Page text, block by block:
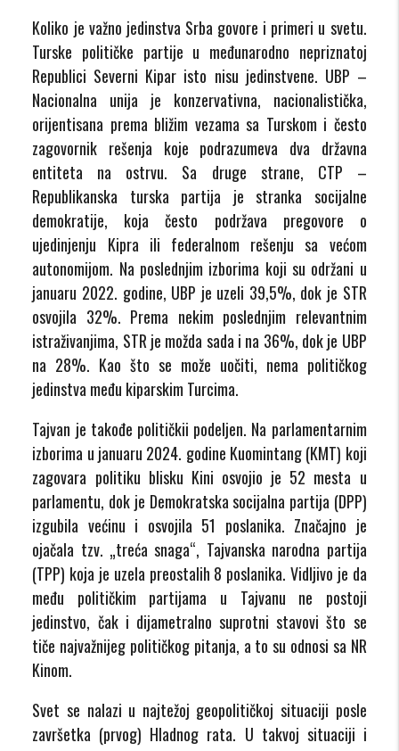
Koliko je važno jedinstva Srba govore i primeri u svetu.
Turske političke partije u međunarodno nepriznatoj
Republici Severni Kipar isto nisu jedinstvene. UBP –
Nacionalna unija je konzervativna, nacionalistička,
orijentisana prema bližim vezama sa Turskom i često
zagovornik rešenja koje podrazumeva dva državna
entiteta na ostrvu. Sa druge strane, CTP –
Republikanska turska partija je stranka socijalne
demokratije, koja često podržava pregovore o
ujedinjenju Kipra ili federalnom rešenju sa većom
autonomijom. Na poslednjim izborima koji su održani u
januaru 2022. godine, UBP je uzeli 39,5%, dok je STR
osvojila 32%. Prema nekim poslednjim relevantnim
istraživanjima, STR je možda sada i na 36%, dok je UBP
na 28%. Kao što se može uočiti, nema političkog
jedinstva među kiparskim Turcima.
Tajvan je takođe političkii podeljen. Na parlamentarnim
izborima u januaru 2024. godine Kuomintang (KMT) koji
zagovara politiku blisku Kini osvojio je 52 mesta u
parlamentu, dok je Demokratska socijalna partija (DPP)
izgubila većinu i osvojila 51 poslanika. Značajno je
ojačala tzv. „treća snaga“, Tajvanska narodna partija
(TPP) koja je uzela preostalih 8 poslanika. Vidljivo je da
među političkim partijama u Tajvanu ne postoji
jedinstvo, čak i dijametralno suprotni stavovi što se
tiče najvažnijeg političkog pitanja, a to su odnosi sa NR
Kinom.
Svet se nalazi u najtežoj geopolitičkoj situaciji posle
završetka (prvog) Hladnog rata. U takvoj situaciji i